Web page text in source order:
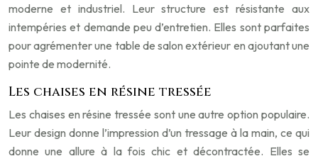
moderne et industriel. Leur structure est résistante aux
intempéries et demande peu d’entretien. Elles sont parfaites
pour agrémenter une table de salon extérieur en ajoutant une
pointe de modernité.
Les chaises en résine tressée
Les chaises en résine tressée sont une autre option populaire.
Leur design donne l’impression d’un tressage à la main, ce qui
donne une allure à la fois chic et décontractée. Elles se